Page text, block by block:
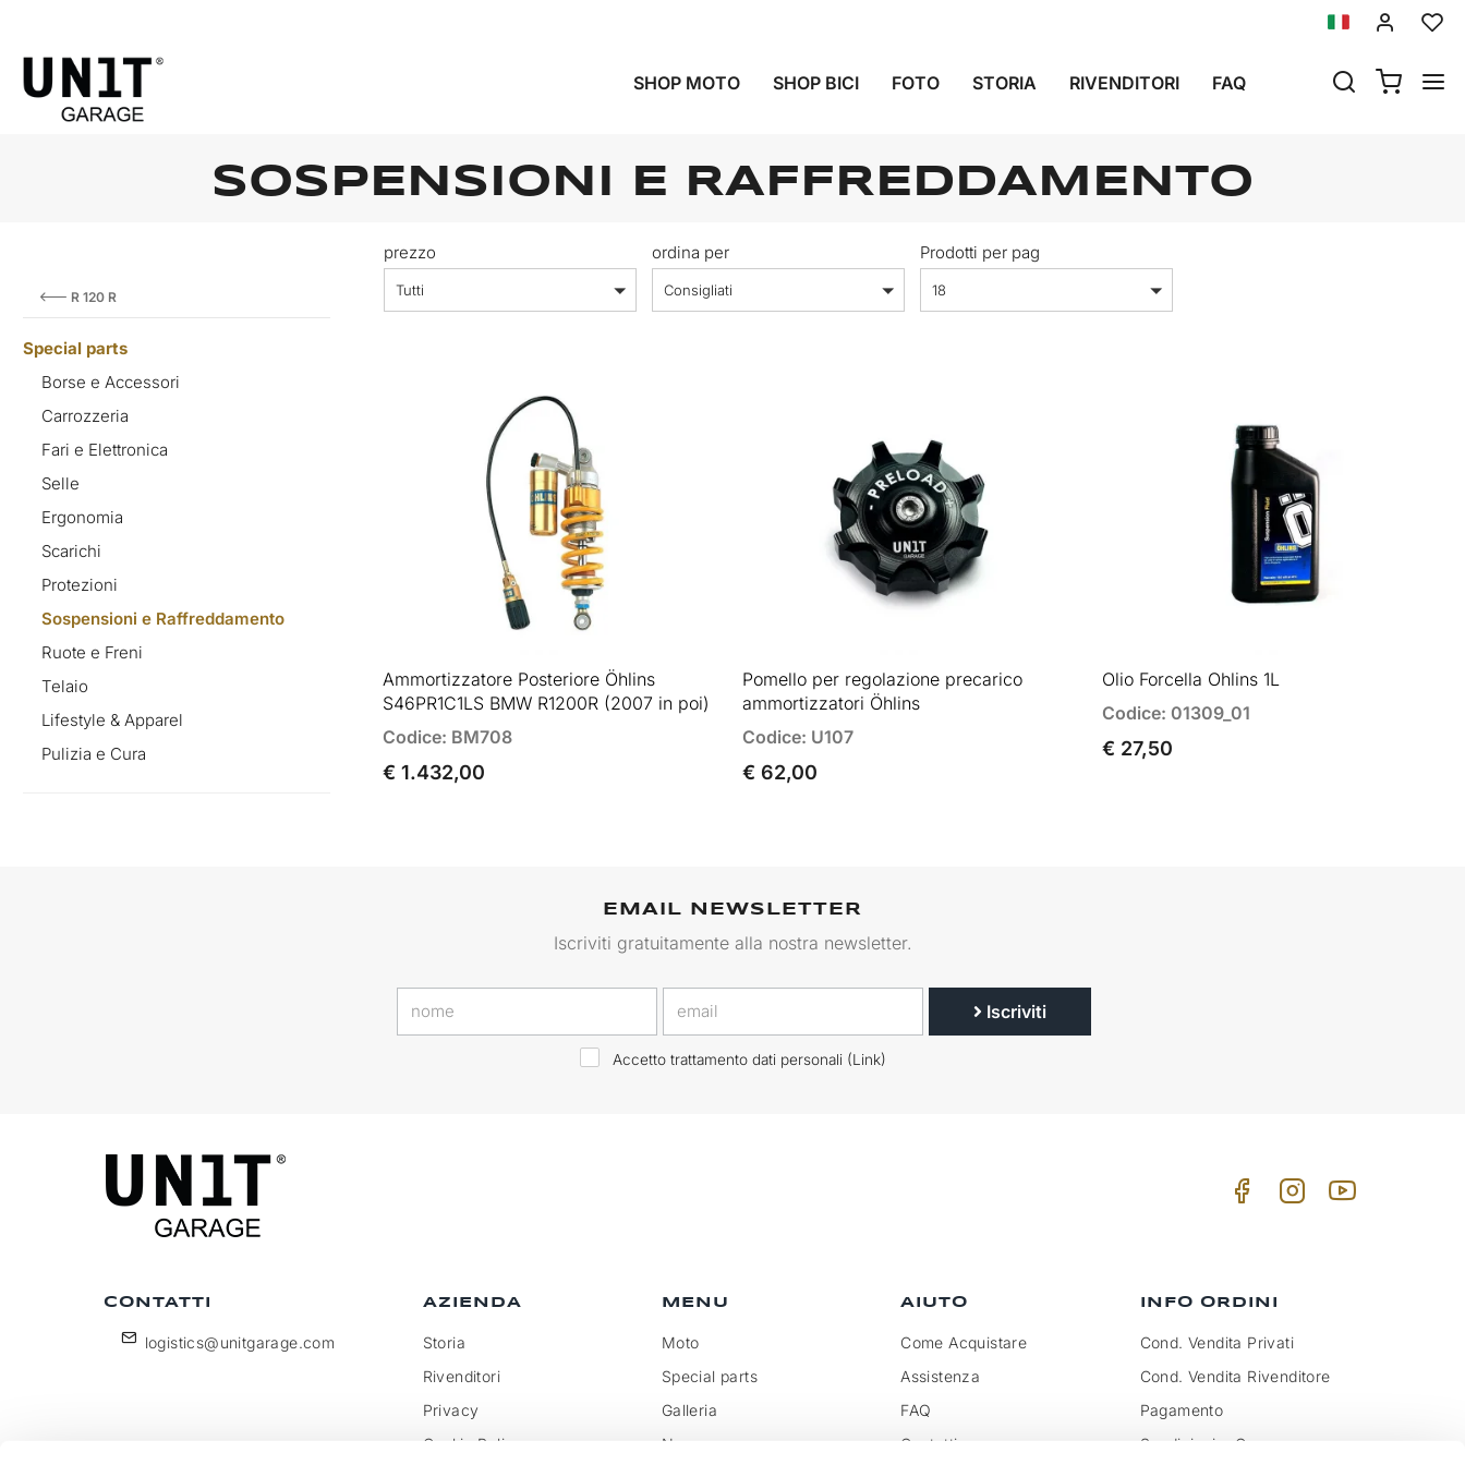
SHOP MOTO SHOP BICI FOTO STORIA RIVENDITORI FAQ
SOSPENSIONI E RAFFREDDAMENTO
R 120 R
Special parts
Borse e Accessori
Carrozzeria
Fari e Elettronica
Selle
Ergonomia
Scarichi
Protezioni
Sospensioni e Raffreddamento
Ruote e Freni
Telaio
Lifestyle & Apparel
Pulizia e Cura
prezzo
Tutti
ordina per
Consigliati
Prodotti per pag
18
Ammortizzatore Posteriore Öhlins
S46PR1C1LS BMW R1200R (2007 in poi)
Codice: BM708
€ 1.432,00
Pomello per regolazione precarico
ammortizzatori Öhlins
Codice: U107
€ 62,00
Olio Forcella Ohlins 1L
Codice: 01309_01
€ 27,50
EMAIL NEWSLETTER
Iscriviti gratuitamente alla nostra newsletter.
Iscriviti
Accetto trattamento dati personali (Link)
CONTATTI
logistics@unitgarage.com
AZIENDA
Storia
Rivenditori
Privacy
Cookie Policy
MENU
Moto
Special parts
Galleria
News
AIUTO
Come Acquistare
Assistenza
FAQ
Contatti
INFO ORDINI
Cond. Vendita Privati
Cond. Vendita Rivenditore
Pagamento
Spedizioni e Consegna